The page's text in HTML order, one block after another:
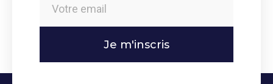
Je m'inscris